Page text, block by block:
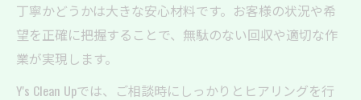
丁寧かどうかは大きな安心材料です。お客様の状況や希
望を正確に把握することで、無駄のない回収や適切な作
業が実現します。
Y's Clean Upでは、ご相談時にしっかりとヒアリングを行